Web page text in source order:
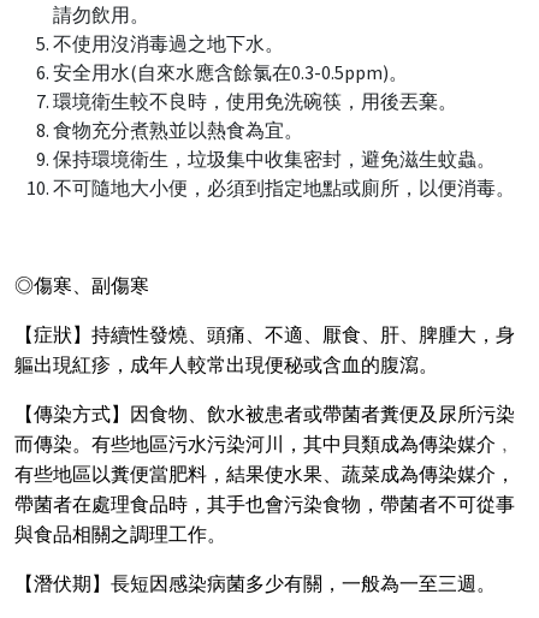
請勿飲用。
不使用沒消毒過之地下水。
安全用水(自來水應含餘氯在0.3-0.5ppm)。
環境衛生較不良時，使用免洗碗筷，用後丟棄。
食物充分煮熟並以熱食為宜。
保持環境衛生，垃圾集中收集密封，避免滋生蚊蟲。
不可隨地大小便，必須到指定地點或廁所，以便消毒。
◎傷寒、副傷寒
【症狀】持續性發燒、頭痛、不適、厭食、肝、脾腫大，身
軀出現紅疹，成年人較常出現便秘或含血的腹瀉。
【傳染方式】因食物、飲水被患者或帶菌者糞便及尿所污染
而傳染。有些地區污水污染河川，其中貝類成為傳染媒介﹐
有些地區以糞便當肥料，結果使水果、蔬菜成為傳染媒介，
帶菌者在處理食品時，其手也會污染食物，帶菌者不可從事
與食品相關之調理工作。
【潛伏期】長短因感染病菌多少有關，一般為一至三週。